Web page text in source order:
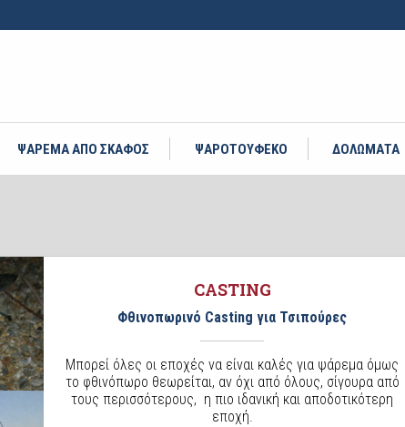
ΨΑΡΕΜΑ ΑΠΟ ΣΚΑΦΟΣ ΨΑΡΟΤΟΥΦΕΚΟ ΔΟΛΩΜΑΤΑ
CASTING
Φθινοπωρινό Casting για Τσιπούρες
Μπορεί όλες οι εποχές να είναι καλές για ψάρεμα όμως
το φθινόπωρο θεωρείται, αν όχι από όλους, σίγουρα από
τους περισσότερους, η πιο ιδανική και αποδοτικότερη
εποχή.